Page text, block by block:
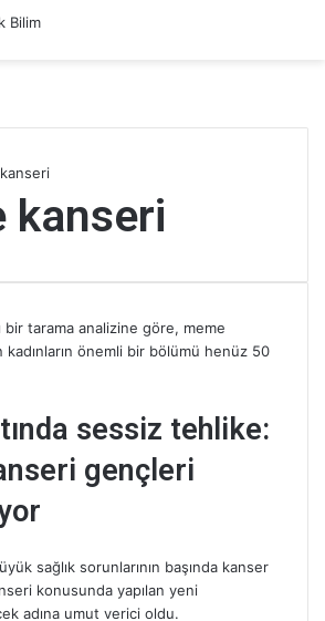
kanseri
sessiz tehlike:
gençleri